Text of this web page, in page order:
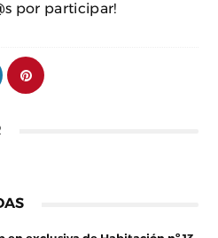
por participar!